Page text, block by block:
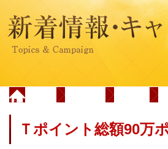
Ｔポイント総額90万